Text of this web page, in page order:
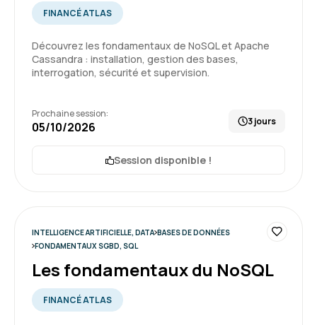
et la pratique
Formation : IA générative, travaillez 3 fois plus vite
FINANCÉ ATLAS
Découvrez les fondamentaux de NoSQL et Apache
Cassandra : installation, gestion des bases,
interrogation, sécurité et supervision.
Prochaine session:
05/10/2026 3 jours
Session disponible !
INTELLIGENCE ARTIFICIELLE, DATA BASES DE DONNÉES
FONDAMENTAUX SGBD, SQL
Les fondamentaux du NoSQL
FINANCÉ ATLAS